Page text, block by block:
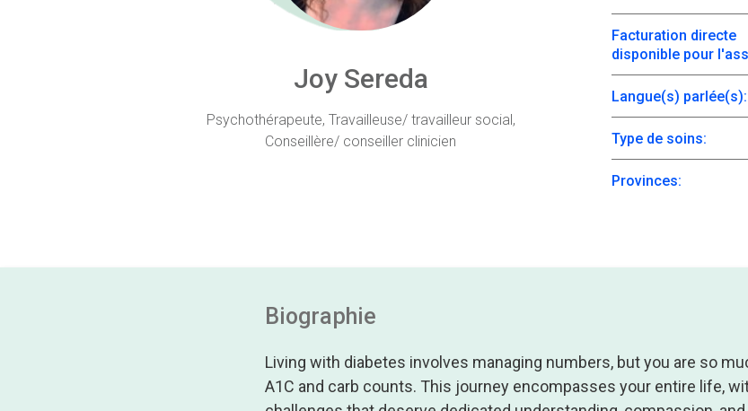
Joy Sereda
Psychothérapeute, Travailleuse/ travailleur social,
Conseillère/ conseiller clinicien
Facturation directe
disponible pour
Langue(s) parlée(s):
Type de soins:
Provinces:
Biographie
Living with diabetes involves managing numbers, but you are so
A1C and carb counts. This journey encompasses your entire life,